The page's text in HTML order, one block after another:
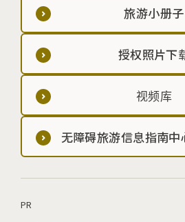
旅游小册子
授权照片下
视频库
无障碍旅游信息指南中
PR